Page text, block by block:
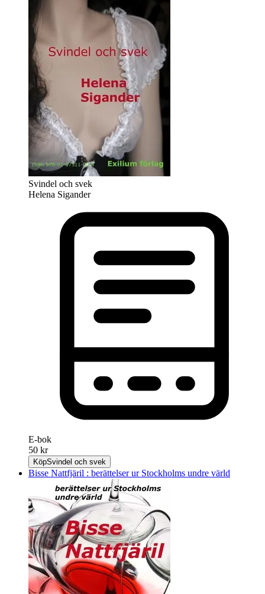
Svindel och svek
Helena Sigander
E-bok
50 kr
KöpSvindel och svek
Bisse Nattfjäril : berättelser ur Stockholms undre värld